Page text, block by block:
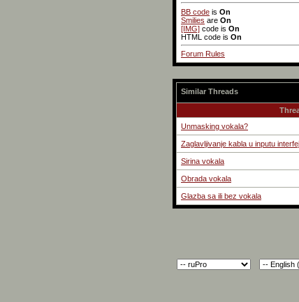
BB code is On
Smilies are On
[IMG] code is On
HTML code is On
Forum Rules
Similar Threads
Unmasking vokala?
Zaglavljivanje kabla u inputu
Sirina vokala
Obrada vokala
Glazba sa ili bez vokala